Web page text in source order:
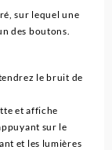
sur lequel une
des boutons.
le bruit de
et affiche
sur le
et les lumières